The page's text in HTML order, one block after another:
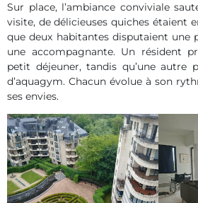
Sur place, l’ambiance conviviale
visite, de délicieuses quiches étaient
que deux habitantes disputaient une
une accompagnante. Un résident
petit déjeuner, tandis qu’une autre
d’aquagym. Chacun évolue à son
ses envies.